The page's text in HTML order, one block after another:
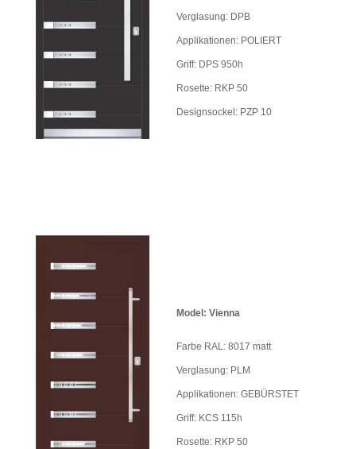
Verglasung: DPB
Applikationen: POLIERT
Griff: DPS 950h
Rosette: RKP 50
Designsockel: PZP 10
Model: Vienna
Farbe RAL: 8017 matt
Verglasung: PLM
Applikationen: GEBÜRSTET
Griff: KCS 115h
Rosette: RKP 50